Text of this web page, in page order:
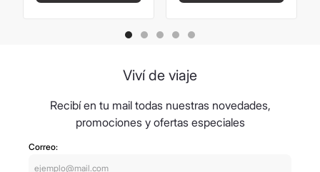
Viví de viaje
Recibí en tu mail todas nuestras novedades,
promociones y ofertas especiales
Correo: